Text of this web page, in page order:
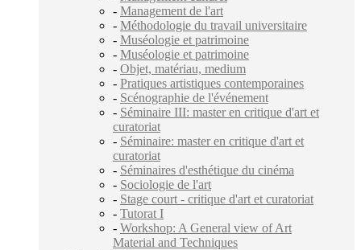
- Management de l'art
- Méthodologie du travail universitaire
- Muséologie et patrimoine
- Muséologie et patrimoine
- Objet, matériau, medium
- Pratiques artistiques contemporaines
- Scénographie de l'événement
- Séminaire III: master en critique d'art et
curatoriat
- Séminaire: master en critique d'art et
curatoriat
- Séminaires d'esthétique du cinéma
- Sociologie de l'art
- Stage court - critique d'art et curatoriat
- Tutorat I
- Workshop: A General view of Art
Material and Techniques